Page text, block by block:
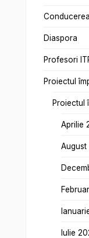
Diaspora
Profesori
Proiectul
Proiectul
Aprilie
August
Iulie